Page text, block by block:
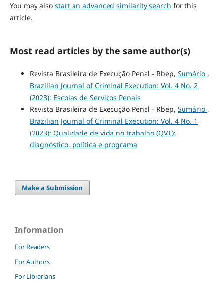
You may also start an advanced similarity search for this
article.
Most read articles by the same author(s)
Revista Brasileira de Execução Penal - Rbep, Sumário ,
Brazilian Journal of Criminal Execution: Vol. 4 No. 2
(2023): Escolas de Serviços Penais
Revista Brasileira de Execução Penal - Rbep, Sumário ,
Brazilian Journal of Criminal Execution: Vol. 4 No. 1
(2023): Qualidade de vida no trabalho (QVT):
diagnóstico, política e programa
Make a Submission
Information
For Readers
For Authors
For Librarians